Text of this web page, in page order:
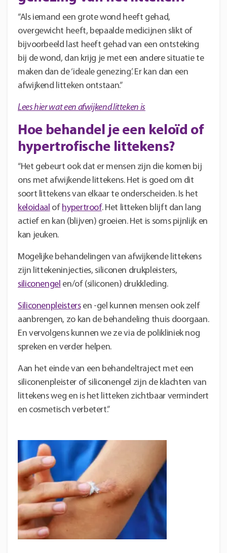
“Als iemand een grote wond heeft gehad,
overgewicht heeft, bepaalde medicijnen slikt of
bijvoorbeeld last heeft gehad van een ontsteking
bij de wond, dan krijg je met een andere situatie te
maken dan de ‘ideale genezing’. Er kan dan een
afwijkend litteken ontstaan.”
Lees hier wat een afwijkend litteken is
Hoe behandel je een keloïd of
hypertrofische littekens?
“Het gebeurt ook dat er mensen zijn die komen bij
ons met afwijkende littekens. Het is goed om dit
soort littekens van elkaar te onderscheiden. Is het
keloidaal of hypertroof. Het litteken blijft dan lang
actief en kan (blijven) groeien. Het is soms pijnlijk en
kan jeuken.
Mogelijke behandelingen van afwijkende littekens
zijn littekeninjecties, siliconen drukpleisters,
siliconengel en/of (siliconen) drukkleding.
Siliconenpleistersen -gel kunnen mensen ook zelf
aanbrengen, zo kan de behandeling thuis doorgaan.
En vervolgens kunnen we ze via de polikliniek nog
spreken en verder helpen.
Aan het einde van een behandeltraject met een
siliconenpleister of siliconengel zijn de klachten van
littekens weg en is het litteken zichtbaar vermindert
en cosmetisch verbetert.”